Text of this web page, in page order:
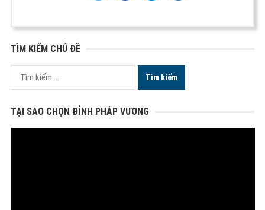
TÌM KIẾM CHỦ ĐỀ
Tìm
kiếm
TẠI SAO CHỌN ĐỈNH PHÁP VƯƠNG